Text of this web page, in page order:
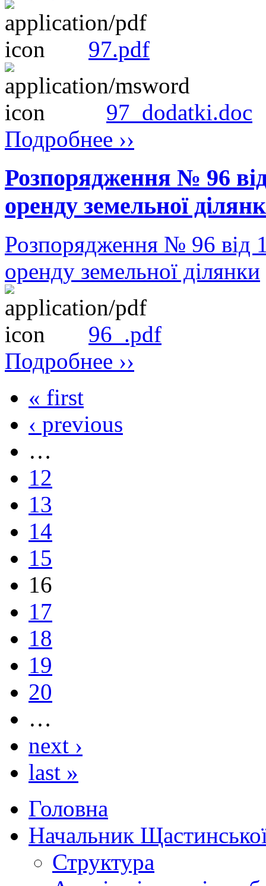
97.pdf
97_dodatki.doc
Подробнее ››
Розпорядження № 96
оренду земельної
Розпорядження № 96 від
оренду земельної ділянки
96_.pdf
Подробнее ››
« first
‹ previous
…
12
13
14
15
16
17
18
19
20
…
next ›
last »
Головна
Начальник
Структура